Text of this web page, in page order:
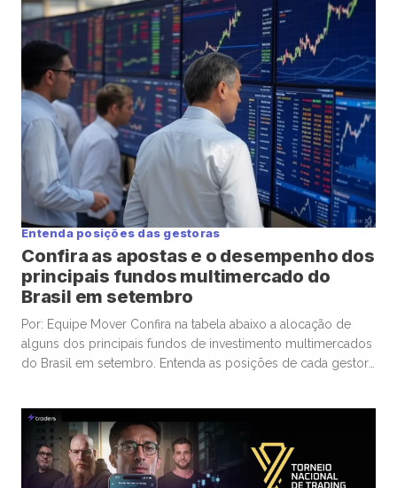
Entenda posições das gestoras
Confira as apostas e o desempenho dos
principais fundos multimercado do
Brasil em setembro
Por: Equipe Mover Confira na tabela abaixo a alocação de
alguns dos principais fundos de investimento multimercados
do Brasil em setembro. Entenda as posições de cada gestora
fundos geridos pela Verde, Legacy, Kapitalo, Opportunity, TC
e Ibiuna. […]